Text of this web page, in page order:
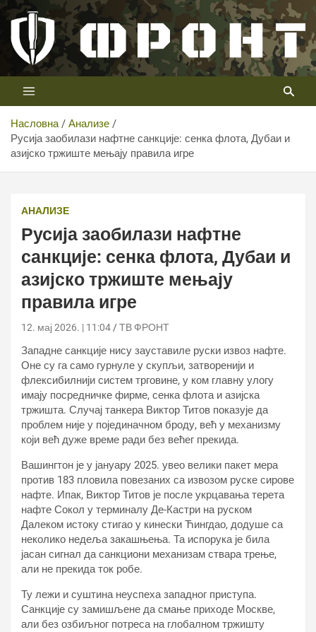
Скип
цонтент
Телевизија ФРОНТ
Први војни канал у Србији
Насловна
Анализе
Русија заобилази нафтне санкције: сенка флота, Дубаи и
азијско тржиште мењају правила игре
АНАЛИЗЕ
Русија заобилази нафтне
санкције: сенка флота, Дубаи и
азијско тржиште мењају
правила игре
12. мај 2026. | 11:04 ТВ ФРОНТ
Западне санкције нису зауставиле руски извоз нафте.
Оне су га само гурнуле у скупљи, затворенији и
флексибилнији систем трговине, у ком главну улогу
имају посредничке фирме, сенка флота и азијска
тржишта. Случај танкера Виктор Титов показује да
проблем није у појединачном броду, већ у механизму
који већ дуже време ради без већег прекида.
Вашингтон је у јануару 2025. увео велики пакет мера
против 183 пловила повезаних са извозом руске сирове
нафте. Ипак, Виктор Титов је после укрцавања терета
нафте Сокол у терминалу Де-Кастри на руском
Далеком истоку стигао у кинески Ћингдао, додуше са
неколико недеља закашњења. Та испорука је била
јасан сигнал да санкциони механизам ствара трење,
али не прекида ток робе.
Ту лежи и суштина неуспеха западног приступа.
Санкције су замишљене да смање приходе Москве,
али без озбиљног потреса на глобалном тржишту